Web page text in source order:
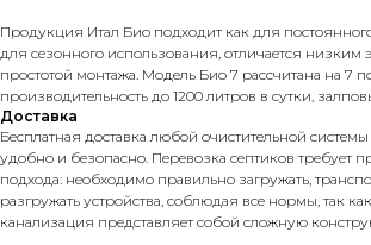
Продукция Итал Био подходит как для
для сезонного использования, отличается низким
простотой монтажа. Модель Био 7 рассчитана на 7
производительность до 1200 литров в сутки,
Доставка
Бесплатная доставка любой очистительной
удобно и безопасно. Перевозка септиков требует
подхода: необходимо правильно загружать,
разгружать устройства, соблюдая все нормы, так
канализация представляет собой сложную